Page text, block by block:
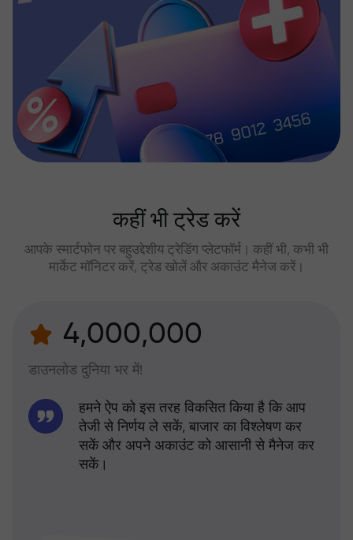
कहीं भी ट्रेड करें
आपके स्मार्टफोन पर बहुउद्देशीय ट्रेडिंग प्लेटफॉर्म। कहीं भी, कभी भी
मार्केट मॉनिटर करें, ट्रेड खोलें और अकाउंट मैनेज करें।
4,000,000
डाउनलोड दुनिया भर में!
हमने ऐप को इस तरह विकसित किया है कि आप
तेजी से निर्णय ले सकें, बाजार का विश्लेषण कर
सकें और अपने अकाउंट को आसानी से मैनेज कर
सकें।